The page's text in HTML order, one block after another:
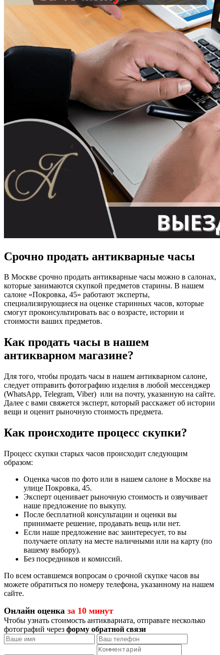
Срочно продать антикварные часы
В Москве срочно продать антикварные часы можно в салонах,
которые занимаются скупкой предметов старины. В нашем
салоне «Покровка, 45» работают эксперты,
специализирующиеся на оценке старинных часов, которые
смогут проконсультировать вас о возрасте, истории и
стоимости ваших предметов.
Как продать часы в нашем
антикварном магазине?
Для того, чтобы продать часы в нашем антикварном салоне,
следует отправить фотографию изделия в любой мессенджер
(WhatsApp, Telegram, Viber) или на почту, указанную на сайте.
Далее с вами свяжется эксперт, который расскажет об истории
вещи и оценит рыночную стоимость предмета.
Как происходите процесс скупки?
Процесс скупки старых часов происходит следующим
образом:
Оценка часов по фото или в нашем салоне в Москве на
улице Покровка, 45.
Эксперт оценивает рыночную стоимость и озвучивает
наше предложение по выкупу.
После бесплатной консультации и оценки вы
принимаете решение, продавать вещь или нет.
Если наше предложение вас заинтересует, то вы
получаете оплату на месте наличными или на карту (по
вашему выбору).
Без посредников и комиссий.
По всем оставшемся вопросам о срочной скупке часов вы
можете обратиться по номеру телефона, указанному на нашем
сайте.
Онлайн оценка за 10 минут
Чтобы узнать стоимость антиквариата, отправьте несколько
фотографий через форму обратной связи